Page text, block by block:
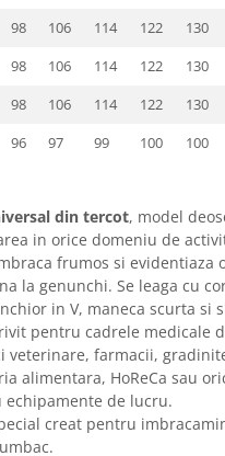
98 106 114 122 130
98 106 114 122 130
98 106 114 122 130
96 97 99 100 100
din tercot, model
in orice domeniu de
frumos si evidentiaza
la genunchi. Se leaga cu
in V, maneca scurta si
pentru cadrele medicale
veterinare, farmacii,
alimentara, HoReCa sau
echipamente de lucru.
creat pentru